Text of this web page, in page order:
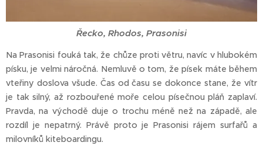
Řecko, Rhodos, Prasonisi
Na Prasonisi fouká tak, že chůze proti větru, navíc v hlubokém
písku, je velmi náročná. Nemluvě o tom, že písek máte během
vteřiny doslova všude. Čas od času se dokonce stane, že vítr
je tak silný, až rozbouřené moře celou písečnou pláň zaplaví.
Pravda, na východě duje o trochu méně než na západě, ale
rozdíl je nepatrný. Právě proto je Prasonisi rájem surfařů a
milovníků kiteboardingu.